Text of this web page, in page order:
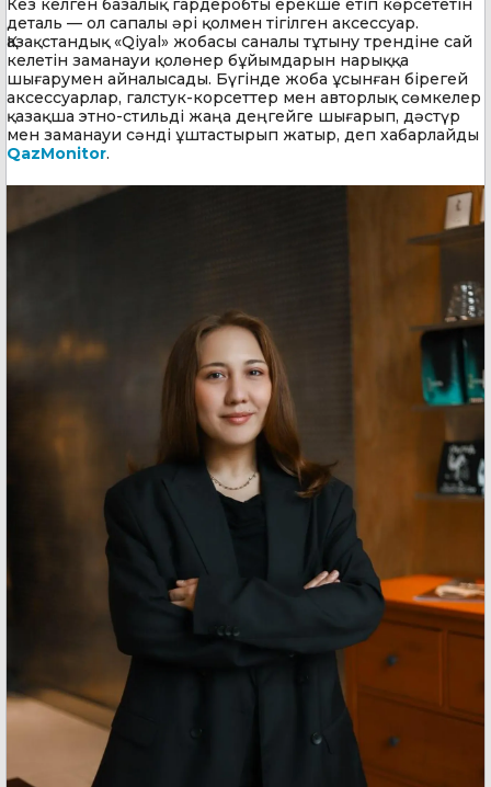
Кез келген базалық гардеробты ерекше етіп көрсететін
деталь — ол сапалы әрі қолмен тігілген аксессуар.
Қазақстандық «Qiyal» жобасы саналы тұтыну трендіне сай
келетін заманауи қолөнер бұйымдарын нарыққа
шығарумен айналысады. Бүгінде жоба ұсынған бірегей
аксессуарлар, галстук-корсеттер мен авторлық сөмкелер
қазақша этно-стильді жаңа деңгейге шығарып, дәстүр
мен заманауи сәнді ұштастырып жатыр, деп хабарлайды
QazMonitor.